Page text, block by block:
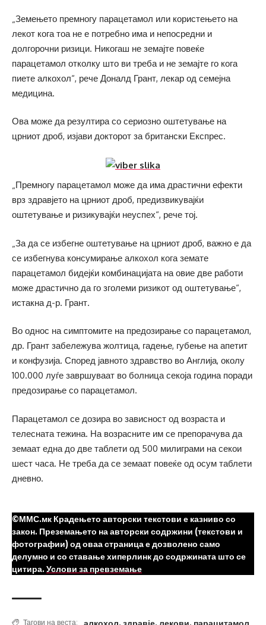
„Земењето премногу парацетамол или користењето на
лекот кога тоа не е потребно има и непосредни и
долгорочни ризици. Никогаш не земајте повеќе
парацетамол отколку што ви треба и не земајте го кога
пиете алкохол“, рече Доналд Грант, лекар од семејна
медицина.
Ова може да резултира со сериозно оштетување на
црниот дроб, изјави докторот за британски Експрес.
„Премногу парацетамол може да има драстични ефекти
врз здравјето на црниот дроб, предизвикувајќи
оштетување и ризикувајќи неуспех“, рече тој.
„За да се избегне оштетување на црниот дроб, важно е да
се избегнува консумирање алкохол кога земате
парацетамол бидејќи комбинацијата на овие две работи
може драстично да го зголеми ризикот од оштетување“,
истакна д-р. Грант.
Во однос на симптомите на предозирање со парацетамол,
др. Грант забележува жолтица, гадење, губење на апетит
и конфузија. Според јавното здравство во Англија, околу
100.000 луѓе завршуваат во болница секоја година поради
предозирање со парацетамол.
Парацетамол се дозира во зависност од возраста и
телесната тежина. На возрасните им се препорачува да
земаат една до две таблети од 500 милиграми на секои
шест часа. Не треба да се земаат повеќе од осум таблети
дневно.
©ММС.мк Крадењето авторски текстови е казниво со
закон. Преземањето на авторски содржини (текстови и
фотографии) од оваа страница е дозволено само
делумно и со ставање хиперлинк до содржината што се
цитира. Услови за превземање
Тагови на веста: алкохол, здравје, лекови, парацитамол